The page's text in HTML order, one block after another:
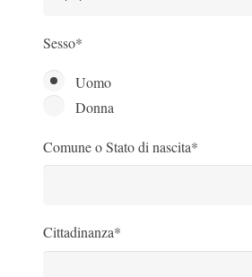
Sesso*
Uomo
Donna
Comune o Stato di nascita*
Cittadinanza*